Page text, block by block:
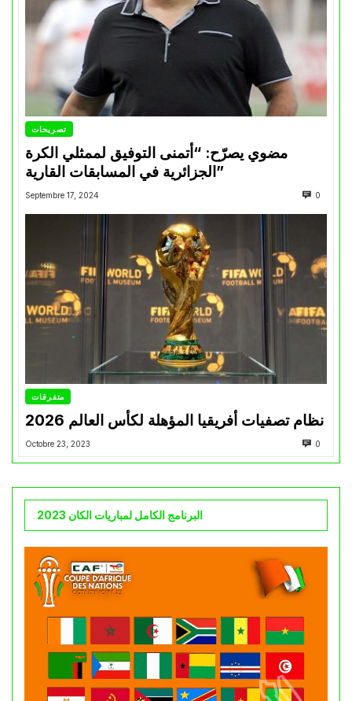
تصريحات
مضوي يصرّح: “أتمنى التوفيق لممثلي الكرة
الجزائرية في المسابقات القارية”
Septembre 17, 2024 0
متفرقات
نظام تصفيات أفريقيا المؤهلة لكأس العالم 2026
Octobre 23, 2023 0
البرنامج الكامل لمباريات الكان 2023